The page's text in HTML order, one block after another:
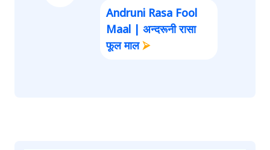
Andruni Rasa Fool
Maal | अन्दरूनी रासा
फूल माल⮚